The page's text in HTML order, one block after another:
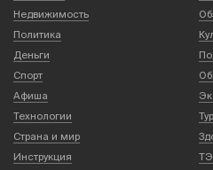
Недвижимость
Политика
Деньги
Спорт
Афиша
Технологии
Страна и мир
Инструкция